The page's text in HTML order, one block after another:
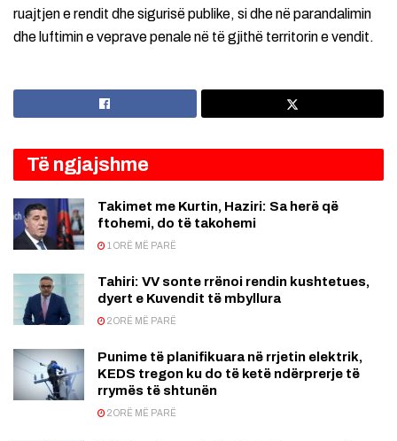
ruajtjen e rendit dhe sigurisë publike, si dhe në parandalimin
dhe luftimin e veprave penale në të gjithë territorin e vendit.
Të ngjajshme
Takimet me Kurtin, Haziri: Sa herë që
ftohemi, do të takohemi
1 ORË MË PARË
Tahiri: VV sonte rrënoi rendin kushtetues,
dyert e Kuvendit të mbyllura
2 ORË MË PARË
Punime të planifikuara në rrjetin elektrik,
KEDS tregon ku do të ketë ndërprerje të
rrymës të shtunën
2 ORË MË PARË